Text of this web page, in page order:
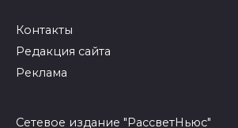
Контакты
Редакция сайта
Реклама
Сетевое издание "РассветНьюс"